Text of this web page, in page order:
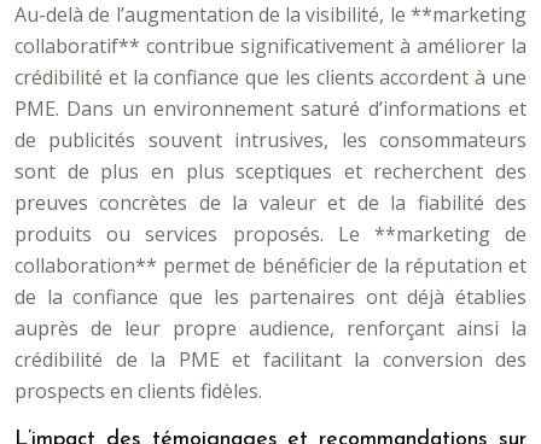
Au-delà de l’augmentation de la visibilité, le **marketing
collaboratif** contribue significativement à améliorer la
crédibilité et la confiance que les clients accordent à une
PME. Dans un environnement saturé d’informations et
de publicités souvent intrusives, les consommateurs
sont de plus en plus sceptiques et recherchent des
preuves concrètes de la valeur et de la fiabilité des
produits ou services proposés. Le **marketing de
collaboration** permet de bénéficier de la réputation et
de la confiance que les partenaires ont déjà établies
auprès de leur propre audience, renforçant ainsi la
crédibilité de la PME et facilitant la conversion des
prospects en clients fidèles.